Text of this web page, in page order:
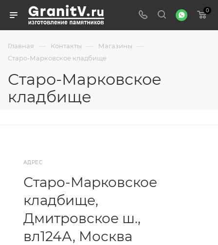
0
Главная — Контакты — Магазины —
Старо-Марковское кладбище
Старо-Марковское
кладбище
АДРЕС
Старо-Марковское
кладбище,
Дмитровское ш.,
вл124А, Москва